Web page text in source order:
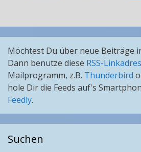
Möchtest Du über neue Beiträge
Dann benutze diese RSS-
Mailprogramm, z.B. Thunderbird
hole Dir die Feeds auf's
Feedly.
Suchen